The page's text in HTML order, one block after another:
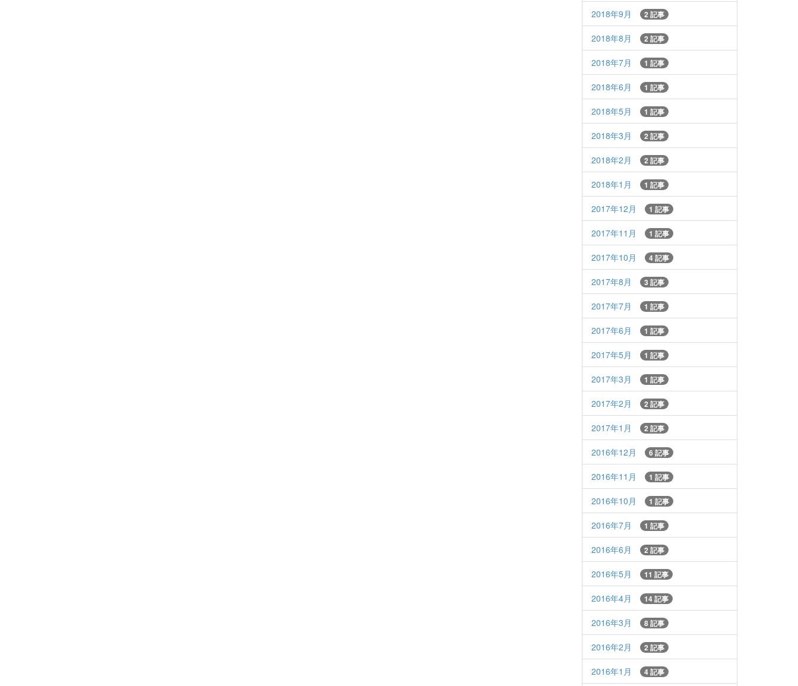
2018年9月 2 記事
2018年8月 2 記事
2018年7月 1 記事
2018年6月 1 記事
2018年5月 1 記事
2018年3月 2 記事
2018年2月 2 記事
2018年1月 1 記事
2017年12月 1 記事
2017年11月 1 記事
2017年10月 4 記事
2017年8月 3 記事
2017年7月 1 記事
2017年6月 1 記事
2017年5月 1 記事
2017年3月 1 記事
2017年2月 2 記事
2017年1月 2 記事
2016年12月 6 記事
2016年11月 1 記事
2016年10月 1 記事
2016年7月 1 記事
2016年6月 2 記事
2016年5月 11 記事
2016年4月 14 記事
2016年3月 8 記事
2016年2月 2 記事
2016年1月 4 記事